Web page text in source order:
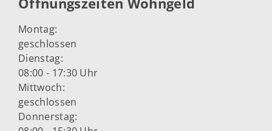
Montag:
geschlossen
Dienstag:
08:00 - 17:30 Uhr
Mittwoch:
geschlossen
Donnerstag: